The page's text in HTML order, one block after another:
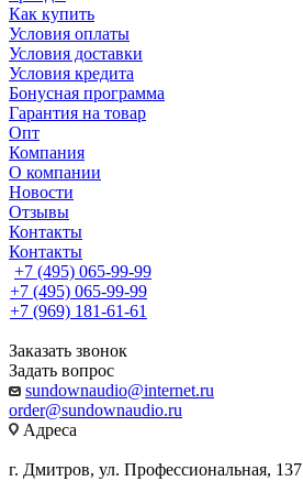
Как купить
Условия оплаты
Условия доставки
Условия кредита
Бонусная программа
Гарантия на товар
Опт
Компания
О компании
Новости
Отзывы
Контакты
Контакты
+7 (495) 065-99-99
+7 (495) 065-99-99
+7 (969) 181-61-61
Заказать звонок
Задать вопрос
sundownaudio@internet.ru
order@sundownaudio.ru
Адреса
г. Дмитров, ул. Профессиональная, 137